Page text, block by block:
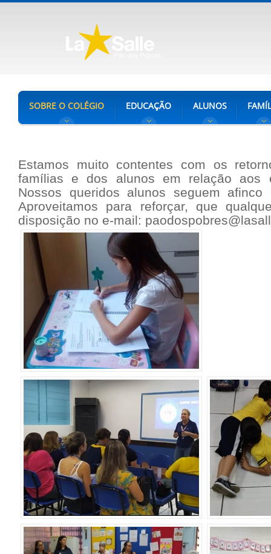
SOBRE O COLÉGIO EDUCAÇÃO ALUNOS
Estamos muito contentes com os
famílias e dos alunos em relação aos
Nossos queridos alunos seguem afinco
Aproveitamos para reforçar, que
disposição no e-mail: